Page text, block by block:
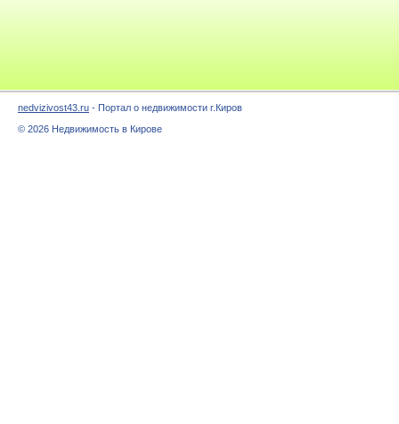
nedvizivost43.ru - Портал о недвижимости г.Киров
© 2026 Недвижимость в Кирове